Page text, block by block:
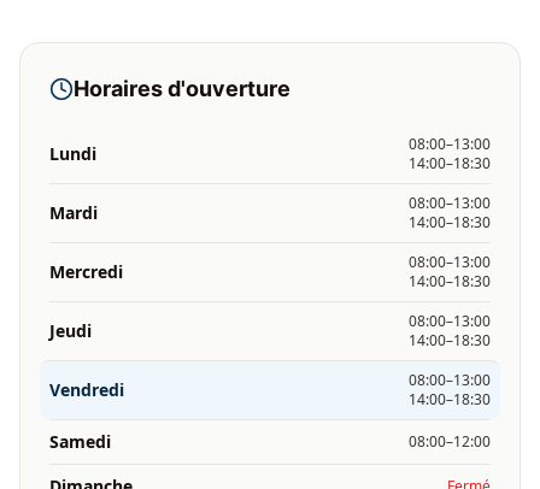
Horaires d'ouverture
Lundi
08:00–13:00
14:00–18:30
Mardi
08:00–13:00
14:00–18:30
Mercredi
08:00–13:00
14:00–18:30
Jeudi
08:00–13:00
14:00–18:30
Vendredi
08:00–13:00
14:00–18:30
Samedi 08:00–12:00